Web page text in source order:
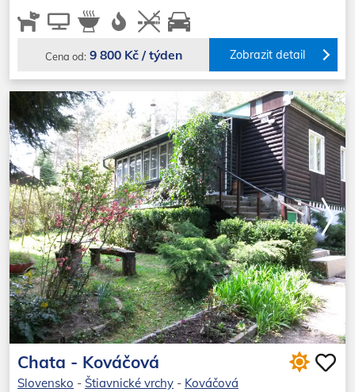
Cena od: 9 800 Kč / týden Zobrazit detail
Chata - Kováčová
Slovensko - Štiavnické vrchy - Kováčová